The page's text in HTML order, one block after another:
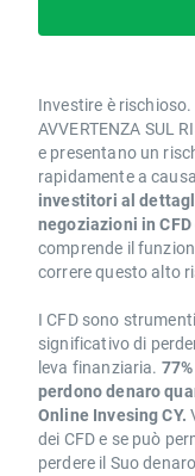
Investire è
AVVERTENZA SUL
e presentano un
rapidamente a
investitori al
negoziazioni in
comprende il
correre questo alto
I CFD sono
significativo di
leva finanziaria.
perdono denaro
Online Invesing CY.
dei CFD e se può
perdere il Suo